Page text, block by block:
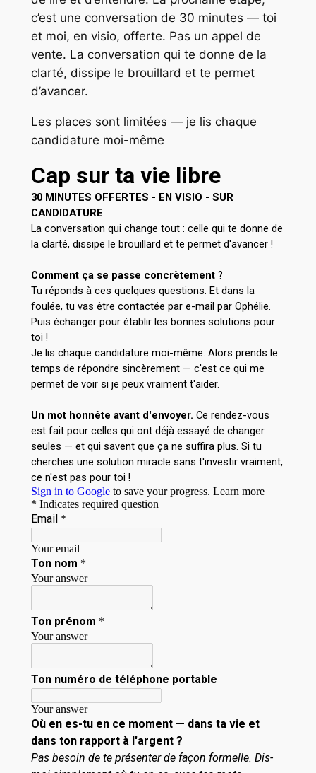
c’est une conversation de 30 minutes — toi
et moi, en visio, offerte. Pas un appel de
vente. La conversation qui te donne de la
clarté, dissipe le brouillard et te permet
d’avancer.
Les places sont limitées — je lis chaque
candidature moi-même